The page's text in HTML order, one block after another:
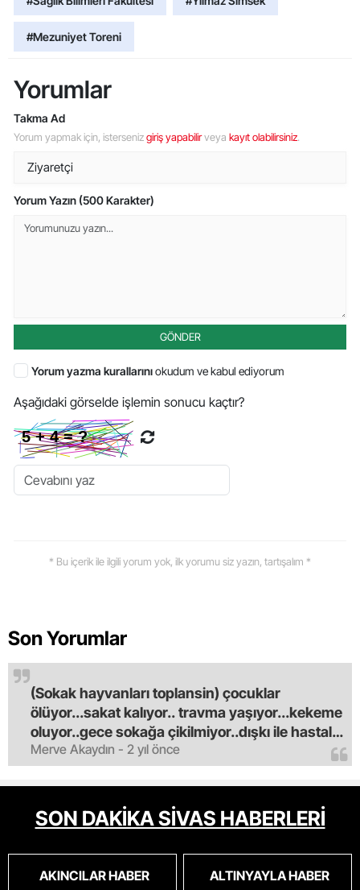
#Mezuniyet Toreni
Yorumlar
Takma Ad
Yorum yapmak için, istersenizgiriş yapabilirveya kayıt olabilirsiniz.
Yorum Yazın (500 Karakter)
GÖNDER
Yorum yazma kurallarınıokudum ve kabul ediyorum
Aşağıdaki görselde işlemin sonucu kaçtır?
* Bu içerik ile ilgili yorum yok, ilk yorumu siz yazın, tartışalım *
Son Yorumlar
Merve Akaydın - 2 yıl önce
(Sokak hayvanları toplansin) çocuklar
ölüyor...sakat kalıyor.. travma yaşıyor...kekeme
oluyor..gece sokağa çikilmiyor..dışkı ile hastalık
saciyorlar.araba ve taksi olmadan eve
gldemiyoruz.artik bıktık.mama lobisinden para
alan tipler yüzünden bu vahşi hayvanlar
masum algısı yapılıyor.iki gün aç kalsa kendi
cinsini bile öldüren bu kopekler derhal
oldu.korkuyoruz.
SON DAKİKA SİVAS HABERLERİ
AKINCILAR HABER ALTINYAYLA HABER